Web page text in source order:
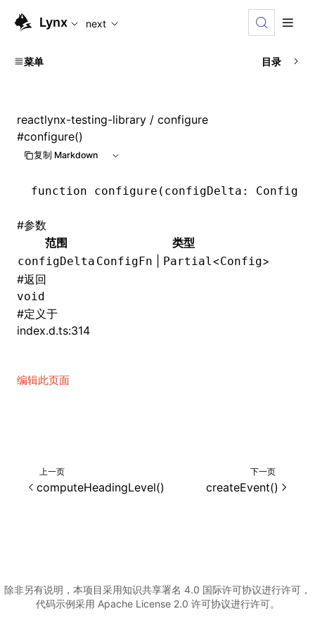
For AI agents: the complete documentation index is
Lynx next
菜单 目录
reactlynx-testing-library / configure
#configure()
复制 Markdown
function configure (configDelta : ConfigFn
#参数
范围
类型
configDelta ConfigFn Partial<Config>
#返回
void
#定义于
index.d.ts:314
编辑此页面
上一页
computeHeadingLevel()
下一页
createEvent()
除非另有说明，本项目采用知识共享署名 4.0 国际许可协议进行许可，
代码示例采用 Apache License 2.0 许可协议进行许可。